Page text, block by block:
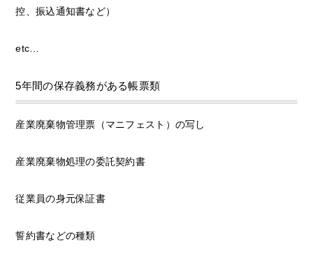
控、振込通知書など）
etc…
5年間の保存義務がある帳票類
産業廃棄物管理票（マニフェスト）の写し
産業廃棄物処理の委託契約書
従業員の身元保証書
誓約書などの種類